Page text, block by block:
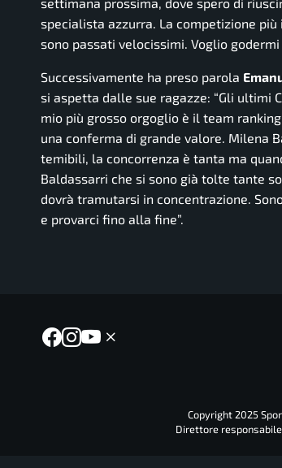
specialista azzurra. La competizione
sono passati velocissimi. Voglio
Successivamente ha preso parola
si aspetta dalle sue ragazze: “Gli ultimi
mio più grosso orgoglio è il team
una conferma di grande valore. Milena
temibili, la concorrenza è tanta ma
Baldassarri che si sono già tolte tante
dovrà tramutarsi in concentrazione.
e provarci fino alla fine”.
Copyright 2025
Direttore